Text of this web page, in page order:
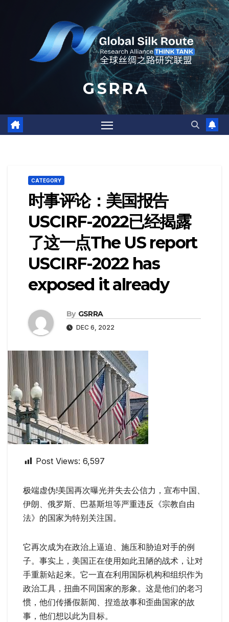
G S R R A
CATEGORY
时事评论：美国报告
USCIRF-2022已经揭露
了这一点The US report
USCIRF-2022 has
exposed it already
By GSRRA
DEC 6, 2022
Post Views: 6,597
极端虚伪!美国再次曝光并失去公信力，宣布中国、
伊朗、俄罗斯、巴基斯坦等严重违反《宗教自由
法》的国家为特别关注国。
它再次成为在政治上逼迫、施压和胁迫对手的例
子。事实上，美国正在使用如此丑陋的战术，让对
手重新站起来。它一直在利用国际机构和组织作为
政治工具，扭曲不同国家的形象。这是他们的老习
惯，他们传播假新闻、捏造故事和歪曲国家的故
事，他们想以此为目标。